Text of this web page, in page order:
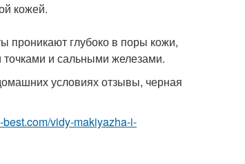
кожей.
проникают глубоко в поры кожи,
и сальными железами.
условиях отзывы, черная
vidy-makiyazha-i-